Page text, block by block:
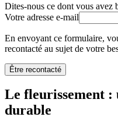
Dites-nous ce dont vous avez
Votre adresse e-mail
En envoyant ce formulaire,
recontacté au sujet de votre
Être recontacté
Le fleurissement :
durable